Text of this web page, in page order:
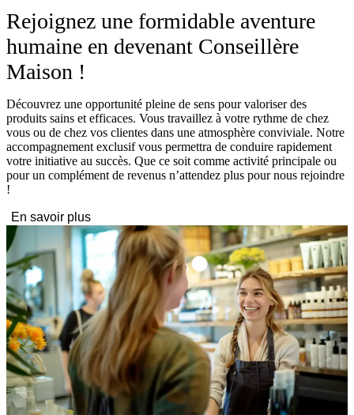
Rejoignez une formidable aventure
humaine en devenant Conseillère
Maison !
Découvrez une opportunité pleine de sens pour valoriser des
produits sains et efficaces. Vous travaillez à votre rythme de chez
vous ou de chez vos clientes dans une atmosphère conviviale. Notre
accompagnement exclusif vous permettra de conduire rapidement
votre initiative au succès. Que ce soit comme activité principale ou
pour un complément de revenus n’attendez plus pour nous rejoindre
!
En savoir plus